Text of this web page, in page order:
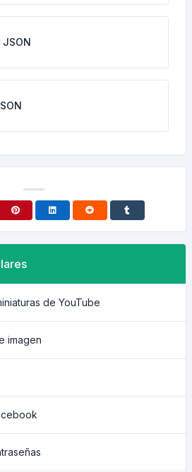
de YouTube
imagen